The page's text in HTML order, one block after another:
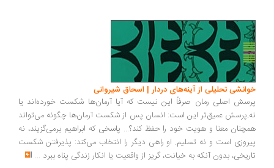
تحلیلی از آینه‌های دردار | اسحاق شیروانی
اصلی رمان صرفاً این نیست که آیا آرمان‌ها شکست خورده‌اند یا
عمیق‌تر این است: انسان پس از شکست آرمان‌ها چگونه می‌تواند
معنا و هویت خود را حفظ کند؟... پاسخی که ابراهیم برمی‌گزیند، نه
است و نه تسلیم. او راهی دیگر را انتخاب می‌کند: پذیرفتن شکست
بدون آنکه به خیانت، گریز از واقعیت یا انکار زندگی پناه ببرد...